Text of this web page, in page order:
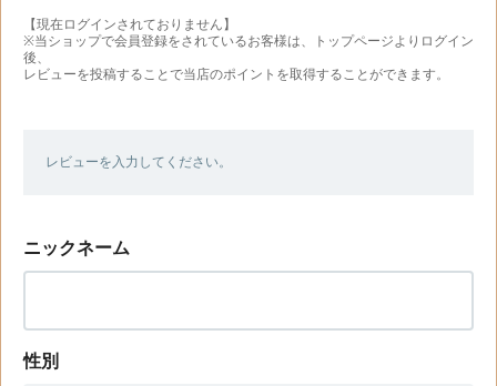
【現在ログインされておりません】
※当ショップで会員登録をされているお客様は、トップページよりログイン
後、
レビューを投稿することで当店のポイントを取得することができます。
レビューを入力してください。
ニックネーム
性別